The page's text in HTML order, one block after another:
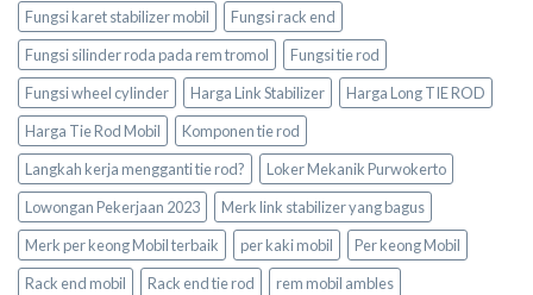
Fungsi karet stabilizer mobil
Fungsi rack end
Fungsi silinder roda pada rem tromol
Fungsi tie rod
Fungsi wheel cylinder
Harga Link Stabilizer
Harga Long TIE ROD
Harga Tie Rod Mobil
Komponen tie rod
Langkah kerja mengganti tie rod?
Loker Mekanik Purwokerto
Lowongan Pekerjaan 2023
Merk link stabilizer yang bagus
Merk per keong Mobil terbaik
per kaki mobil
Per keong Mobil
Rack end mobil
Rack end tie rod
rem mobil ambles